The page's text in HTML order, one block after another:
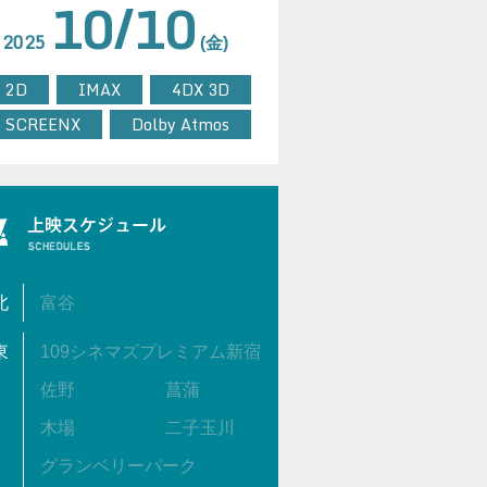
2025 10/10 (金)
2D IMAX
4DX 3D
SCREENX
Dolby Atmos
富谷
109シネマズプレミアム新宿
佐野 菖蒲
木場 二子玉川
グランベリーパーク